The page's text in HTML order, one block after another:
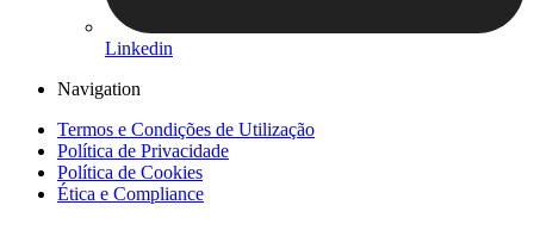
Linkedin
Navigation
Termos e Condições de Utilização
Política de Privacidade
Política de Cookies
Ética e Compliance